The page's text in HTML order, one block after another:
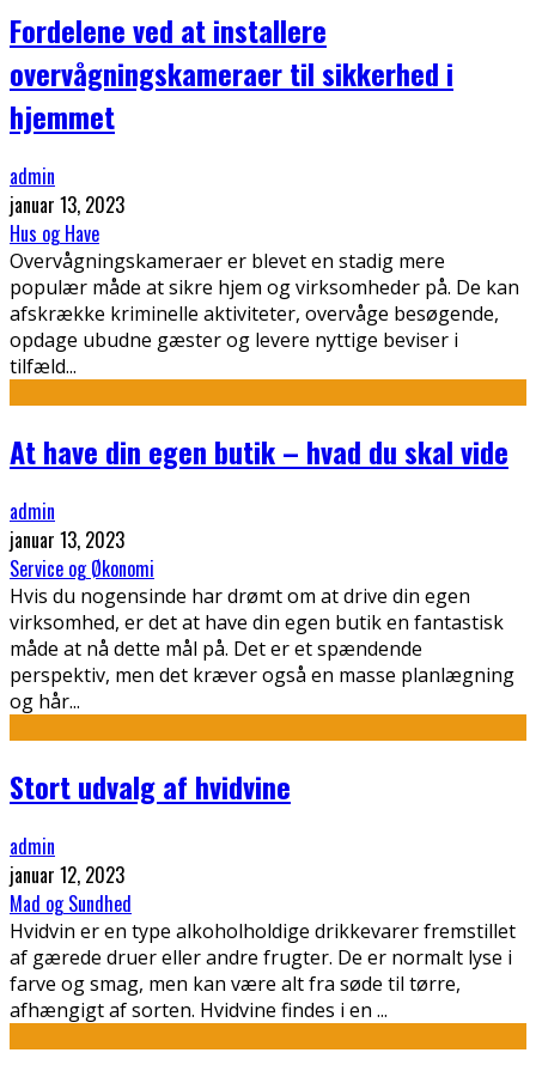
Fordelene ved at installere
overvågningskameraer til sikkerhed i
hjemmet
admin
januar 13, 2023
Hus og Have
Overvågningskameraer er blevet en stadig mere
populær måde at sikre hjem og virksomheder på. De kan
afskrække kriminelle aktiviteter, overvåge besøgende,
opdage ubudne gæster og levere nyttige beviser i
tilfæld...
At have din egen butik – hvad du skal vide
admin
januar 13, 2023
Service og Økonomi
Hvis du nogensinde har drømt om at drive din egen
virksomhed, er det at have din egen butik en fantastisk
måde at nå dette mål på. Det er et spændende
perspektiv, men det kræver også en masse planlægning
og hår...
Stort udvalg af hvidvine
admin
januar 12, 2023
Mad og Sundhed
Hvidvin er en type alkoholholdige drikkevarer fremstillet
af gærede druer eller andre frugter. De er normalt lyse i
farve og smag, men kan være alt fra søde til tørre,
afhængigt af sorten. Hvidvine findes i en ...